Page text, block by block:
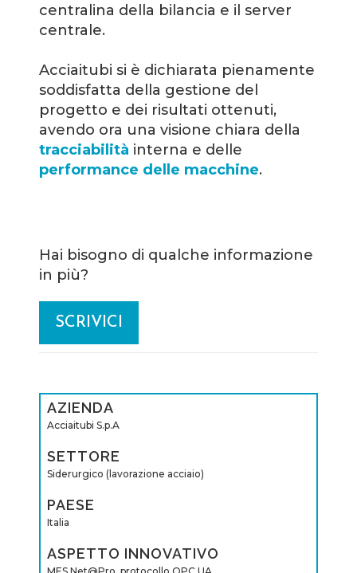
centralina della bilancia e il server
centrale.
Acciaitubi si è dichiarata pienamente
soddisfatta della gestione del
progetto e dei risultati ottenuti,
avendo ora una visione chiara della
tracciabilità interna e delle
performance delle macchine.
Hai bisogno di qualche informazione
in più?
SCRIVICI
AZIENDA
Acciaitubi S.p.A
SETTORE
Siderurgico (lavorazione acciaio)
PAESE
Italia
ASPETTO INNOVATIVO